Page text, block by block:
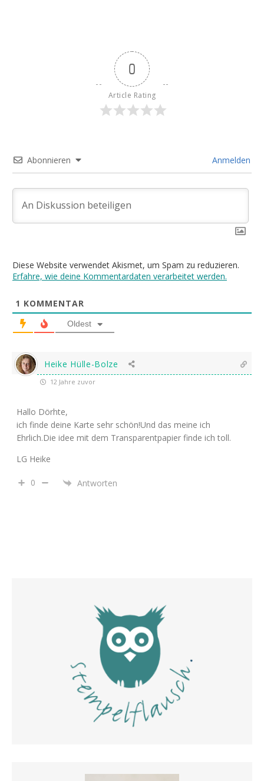
0
Article Rating
Abonnieren Anmelden
Diese Website verwendet Akismet, um Spam zu reduzieren.
Erfahre, wie deine Kommentardaten verarbeitet werden.
1 KOMMENTAR
Oldest
Heike Hülle-Bolze
12 Jahre zuvor
Hallo Dörhte,
ich finde deine Karte sehr schön!Und das meine ich
Ehrlich.Die idee mit dem Transparentpapier finde ich toll.
LG Heike
0 Antworten